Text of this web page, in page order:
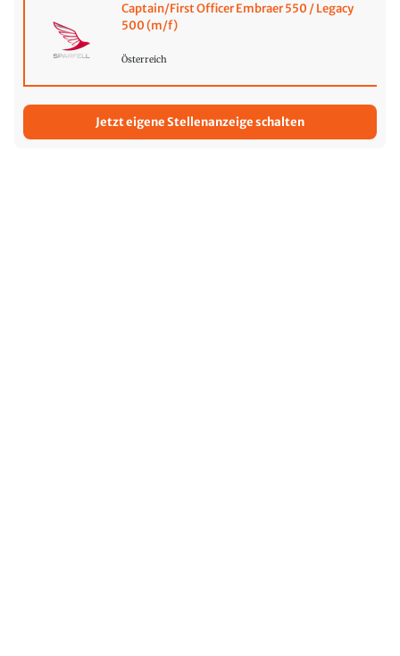
Captain/First Officer Embraer 550 / Legacy
500 (m/f)
Österreich
Jetzt eigene Stellenanzeige schalten